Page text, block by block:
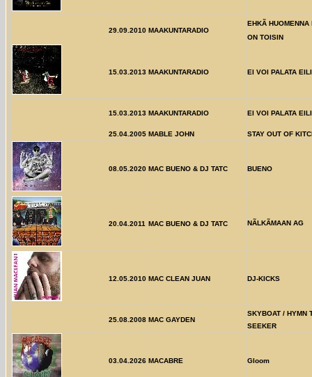
29.09.2010 MAAKUNTARADIO
EHKÃ
ON TOISIN
15.03.2013 MAAKUNTARADIO EI VOI PALATA
15.03.2013 MAAKUNTARADIO EI VOI PALATA
25.04.2005 MABLE JOHN STAY OUT OF
08.05.2020 MAC BUENO & DJ TATC BUENO
20.04.2011 MAC BUENO & DJ TATC NÃLKÃMAAN AG
12.05.2010 MAC CLEAN JUAN DJ-KICKS
25.08.2008 MAC GAYDEN
SKYBOAT / HYMN
SEEKER
03.04.2026 MACABRE Gloom